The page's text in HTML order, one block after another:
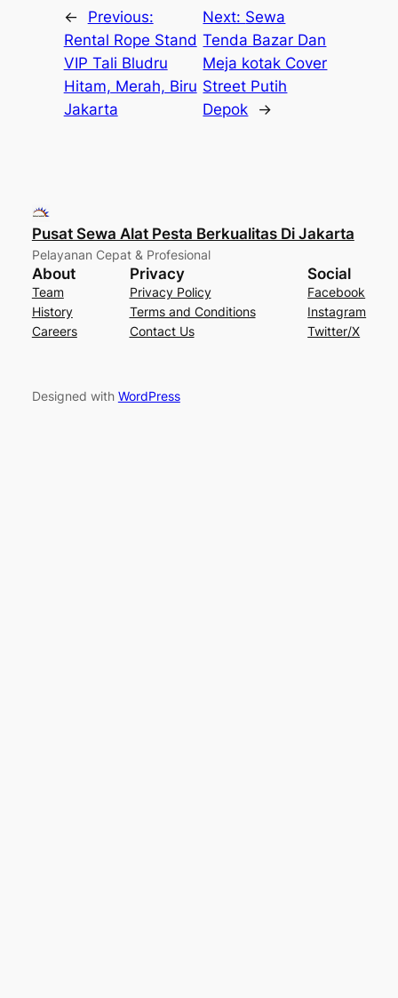
←
Previous:
Rental Rope Stand
VIP Tali Bludru
Hitam, Merah, Biru
Jakarta
Next: Sewa
Tenda Bazar Dan
Meja kotak Cover
Street Putih
Depok
→
Pusat Sewa Alat Pesta Berkualitas Di Jakarta
Pelayanan Cepat & Profesional
About
Team
History
Careers
Privacy
Privacy Policy
Terms and Conditions
Contact Us
Social
Facebook
Instagram
Twitter/X
Designed with WordPress